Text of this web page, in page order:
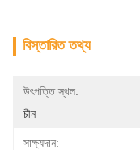
বিস্তারিত তথ্য
উৎপত্তি স্থল:
চীন
সাক্ষ্যদান: